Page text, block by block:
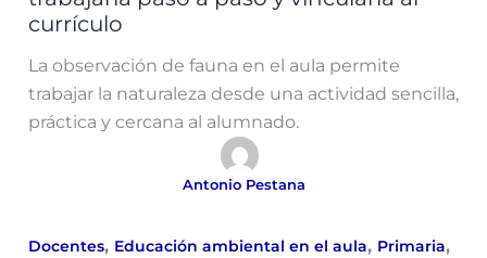
currículo
La observación de fauna en el aula permite
trabajar la naturaleza desde una actividad sencilla,
práctica y cercana al alumnado.
Antonio Pestana
Docentes, Educación ambiental en el aula, Primaria,